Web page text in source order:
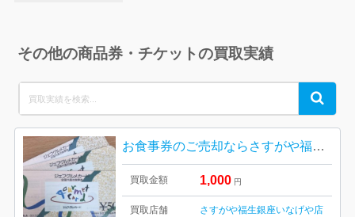
その他の商品券・チケットの買取実績
for:
Search
お食事券のご売却ならさすがや福生銀座いなげや店！| 武蔵村山市残堀| シェフグルメカードおまとめ
買取金額 1,000 円
買取店舗 さすがや福生銀座いなげや店